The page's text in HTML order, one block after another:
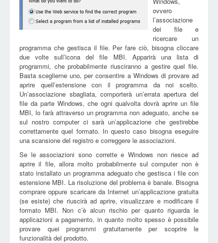
ovvero
l’associazione
dei file e
ricercare un
programma che gestisca il file. Per fare ciò, bisogna cliccare
due volte sull’icona del file MBI. Apparirà una lista di
programmi, che probabilmente riusciranno a gestire quel file.
Basta sceglierne uno, per consentire a Windows di provare ad
aprire quell’estensione con il programma da noi scelto.
Un’associazione sbagliata, comporterà un’errata apertura del
file da parte Windows, che ogni qualvolta dovrà aprire un file
MBI, lo farà attraverso un programma non adeguato, anche se
sul nostro computer ci sarà un’applicazione che gestirebbe
correttamente quel formato. In questo caso bisogna eseguire
una scansione del registro e correggere le associazioni.
Se le associazioni sono corrette e Windows non riesce ad
aprire il file, allora molto probabilmente sul computer non è
stato installato un programma adeguato che gestisca i file con
estensione MBI. La risoluzione del problema è banale. Bisogna
comprare oppure scaricare da Internet un’applicazione gratuita
(se esiste) che riuscirà ad aprire, visualizzare e modificare il
formato MBI. Non c’è alcun rischio per quanto riguarda le
applicazioni a pagamento, in quanto molto spesso è possibile
provare quei programmi gratuitamente per scoprire le
funzionalità del prodotto.